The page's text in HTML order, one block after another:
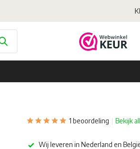
1 beoordeling Bekijk
Wij leveren in Nederland en